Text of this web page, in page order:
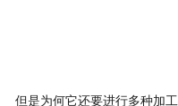
但是为何它还要进行多种加